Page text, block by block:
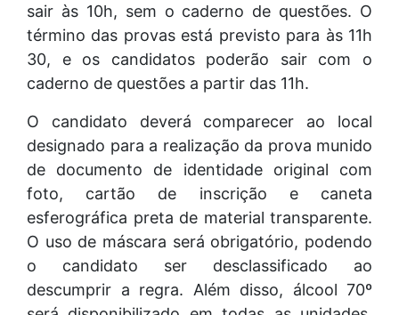
sair às 10h, sem o caderno de questões. O
término das provas está previsto para às 11h
30, e os candidatos poderão sair com o
caderno de questões a partir das 11h.
O candidato deverá comparecer ao local
designado para a realização da prova munido
de documento de identidade original com
foto, cartão de inscrição e caneta
esferográfica preta de material transparente.
O uso de máscara será obrigatório, podendo
o candidato ser desclassificado ao
descumprir a regra. Além disso, álcool 70º